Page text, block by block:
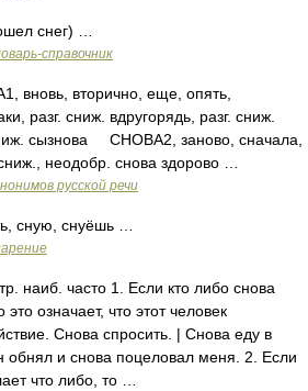
снег) …
справочник
вторично, еще, опять,
разг. сниж. вдругорядь, разг. сниж.
сызнова СНОВА2, заново, сначала,
неодобр. снова здорово …
русской речи
сную, снуёшь …
наиб. часто 1. Если кто либо снова
означает, что этот человек
Снова спросить. | Снова еду в
обнял и снова поцеловал меня. 2. Если
что либо, то …